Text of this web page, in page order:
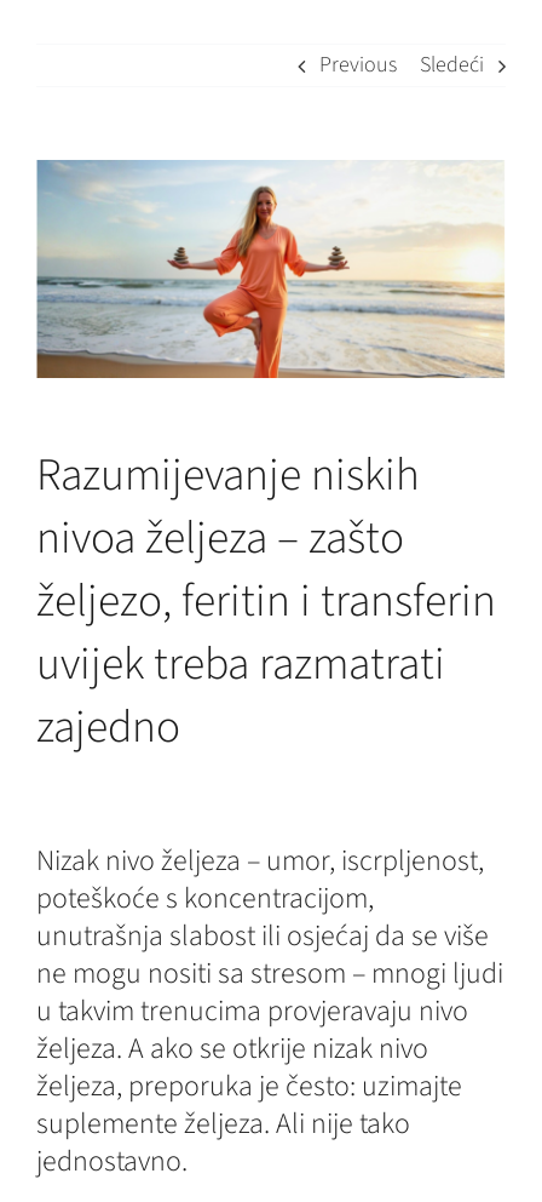
Previous Sledeći
View
Larger
Image
Razumijevanje niskih
nivoa željeza – zašto
željezo, feritin i transferin
uvijek treba razmatrati
zajedno
Nizak nivo željeza – umor, iscrpljenost,
poteškoće s koncentracijom,
unutrašnja slabost ili osjećaj da se više
ne mogu nositi sa stresom – mnogi ljudi
u takvim trenucima provjeravaju nivo
željeza. A ako se otkrije nizak nivo
željeza, preporuka je često: uzimajte
suplemente željeza. Ali nije tako
jednostavno.